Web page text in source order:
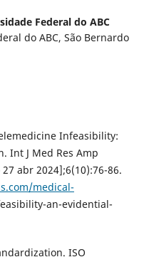
Federal do ABC
do ABC, São Bernardo
Infeasibility:
Int J Med Res Amp
abr 2024];6(10):76-86.
medical-
an-evidential-
ISO